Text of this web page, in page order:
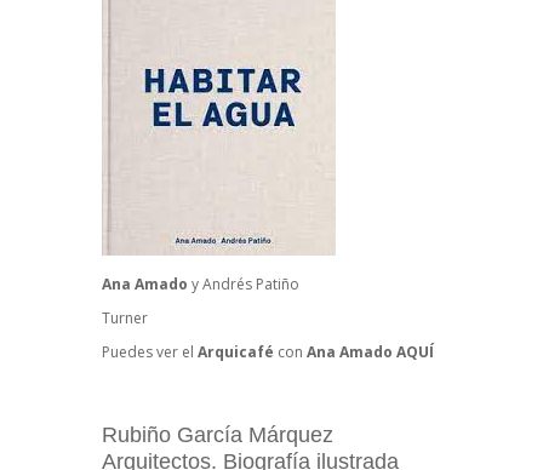
Ana Amado y Andrés Patiño
Turner
Puedes ver el Arquicafé con Ana Amado AQUÍ
Rubiño García Márquez
Arquitectos. Biografía ilustrada